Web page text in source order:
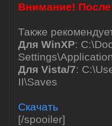
Внимание! После
Также
Для WinXP:
Для Vista/7:
II\Saves
Скачать
[/spooiler]